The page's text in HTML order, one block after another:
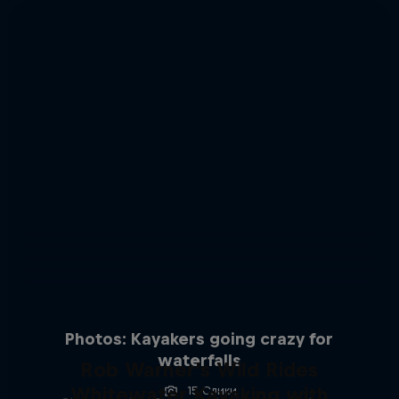
Photos: Kayakers going crazy for
waterfalls
15 Слики
Rob Warner’s Wild Rides
Whitewater Kayaking with